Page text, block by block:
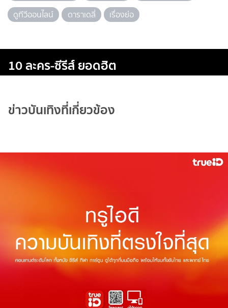
ดูทีวีออนไลน์
ดาราเดลี่ เรื่องย่อ
10 ละคร-ซีรีส์ ยอดฮิต
ข่าวบันเทิงที่เกี่ยวข้อง